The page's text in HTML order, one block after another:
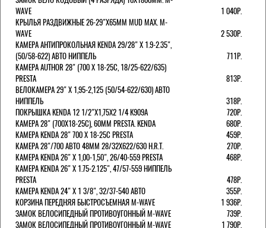
WAVE
1 040Р.
КРЫЛЬЯ РАЗДВИЖНЫЕ 26-29"Х65ММ MUD MAX. M-
WAVE
2 530Р.
КАМЕРА АНТИПРОКОЛЬНАЯ KENDA 29/28" Х 1.9-2.35",
(50/58-622) АВТО НИППЕЛЬ
711Р.
КАМЕРА AUTHOR 28" (700 Х 18-25С, 18/25-622/635)
PRESTA
813Р.
ВЕЛОКАМЕРА 29" X 1,95-2,125 (50/54-622/630) АВТО
НИППЕЛЬ
318Р.
ПОКРЫШКА KENDA 12 1/2"Х1,75X2 1/4 K909A
720Р.
КАМЕРА 28" (700Х18-25С), 60ММ PRESTA. KENDA
680Р.
КАМЕРА KENDA 28" 700 Х 18-25С PRESTA
459Р.
КАМЕРА 28"/700 АВТО 48ММ 28/32Х622/630 H.R.T.
270Р.
КАМЕРА KENDA 26" Х 1,00-1,50", 26/40-559 PRESTA
468Р.
КАМЕРА KENDA 26" Х 1.75-2.125", 47/57-559 НИППЕЛЬ
PRESTA
478Р.
КАМЕРА KENDA 24" Х 1 3/8", 32/37-540 АВТО
355Р.
КОРЗИНА ПЕРЕДНЯЯ БЫСТРОСЪЕМНАЯ M-WAVE
1 936Р.
ЗАМОК ВЕЛОСИПЕДНЫЙ ПРОТИВОУГОННЫЙ M-WAVE
739Р.
ЗАМОК ВЕЛОСИПЕДНЫЙ ПРОТИВОУГОННЫЙ M-WAVE
1 790Р.